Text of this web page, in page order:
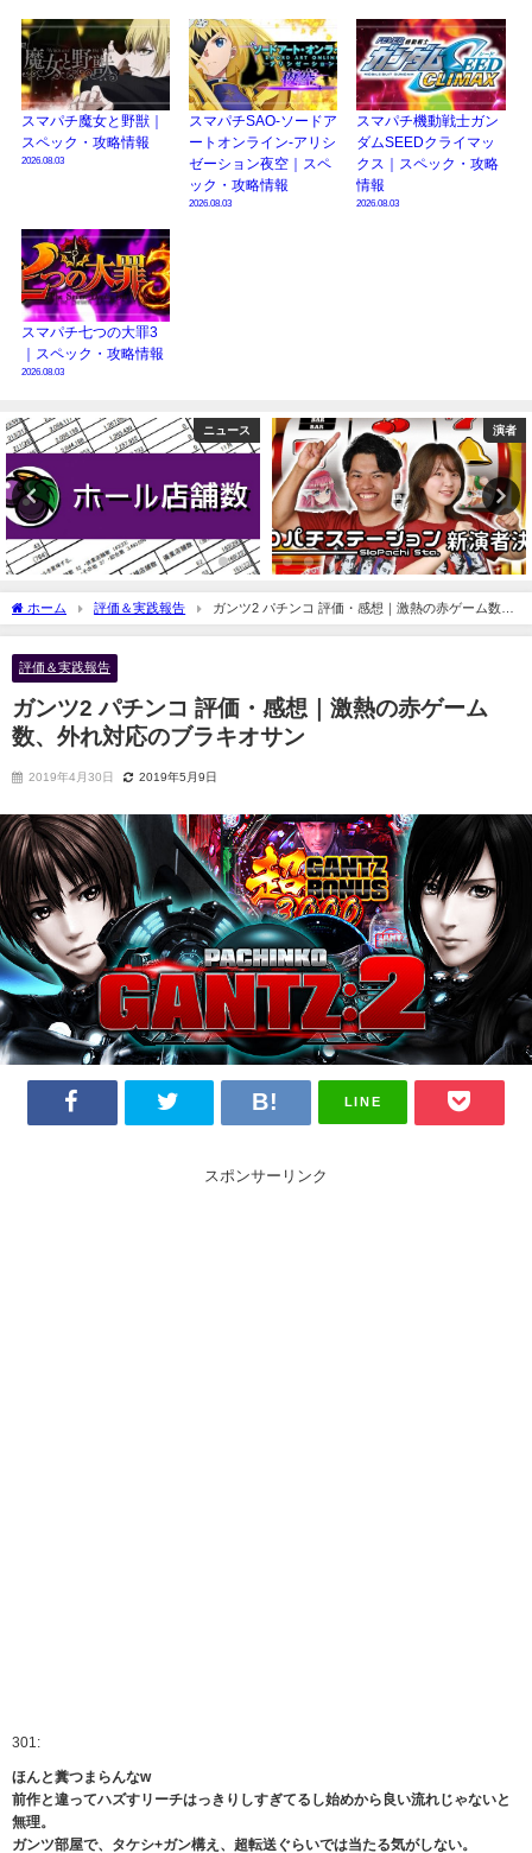
スマパチ魔女と野獣｜
スペック・攻略情報
2026.08.03
スマパチSAO-ソードア
ートオンライン-アリシ
ゼーション夜空｜スペ
ック・攻略情報
2026.08.03
スマパチ機動戦士ガン
ダムSEEDクライマッ
クス｜スペック・攻略
情報
2026.08.03
スマパチ七つの大罪3
｜スペック・攻略情報
2026.08.03
演者 コラム
ホーム 評価＆実践報告
ガンツ2 パチンコ 評価・感想｜激熱の赤ゲーム数、
外れ対応のブラキオサン
評価＆実践報告
ガンツ2 パチンコ 評価・感想｜激熱の赤ゲーム
数、外れ対応のブラキオサン
2019年4月30日 2019年5月9日
LINE
スポンサーリンク
301:
ほんと糞つまらんなw
前作と違ってハズすリーチはっきりしすぎてるし始めから良い流れじゃないと
無理。
ガンツ部屋で、タケシ+ガン構え、超転送ぐらいでは当たる気がしない。